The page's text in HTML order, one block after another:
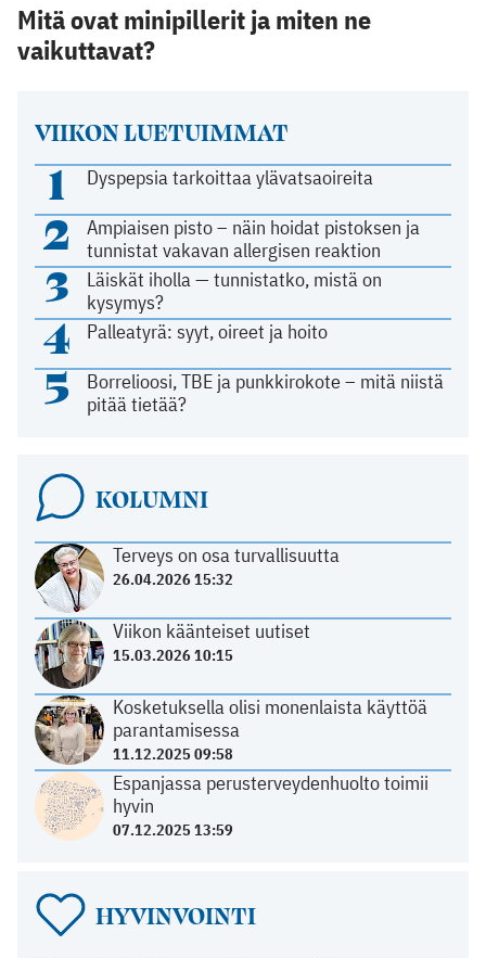
VIIKON LUETUIMMAT
1 Dyspepsia tarkoittaa ylävatsaoireita
2
Ampiaisen pisto – näin hoidat pistoksen ja
tunnistat vakavan allergisen reaktion
3
Läiskät iholla — tunnistatko, mistä on
kysymys?
4 Palleatyrä: syyt, oireet ja hoito
5
Borrelioosi, TBE ja punkkirokote – mitä niistä
pitää tietää?
KOLUMNI
Terveys on osa turvallisuutta
26.04.2026 15:32
Viikon käänteiset uutiset
15.03.2026 10:15
Kosketuksella olisi monenlaista käyttöä
parantamisessa
11.12.2025 09:58
Espanjassa perusterveydenhuolto toimii
hyvin
07.12.2025 13:59
HYVINVOINTI
Mitä ovat minipillerit ja miten ne
vaikuttavat?